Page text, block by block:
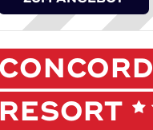
RESORT